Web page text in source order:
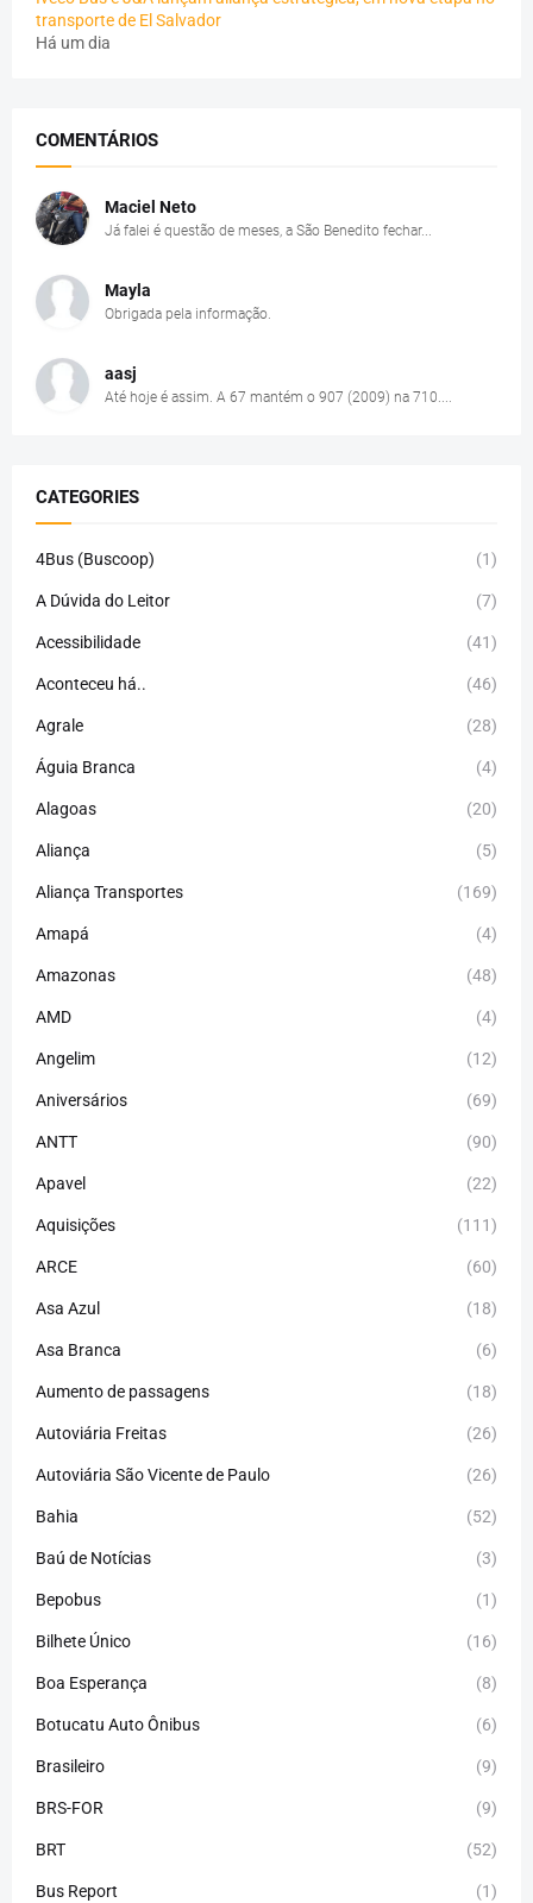
transporte de El Salvador
Há um dia
COMENTÁRIOS
Maciel Neto
Já falei é questão de meses, a São Benedito fechar...
Mayla
Obrigada pela informação.
aasj
Até hoje é assim. A 67 mantém o 907 (2009) na 710....
CATEGORIES
4Bus (Buscoop) (1)
A Dúvida do Leitor (7)
Acessibilidade (41)
Aconteceu há.. (46)
Agrale (28)
Águia Branca (4)
Alagoas (20)
Aliança (5)
Aliança Transportes (169)
Amapá (4)
Amazonas (48)
AMD (4)
Angelim (12)
Aniversários (69)
ANTT (90)
Apavel (22)
Aquisições (111)
ARCE (60)
Asa Azul (18)
Asa Branca (6)
Aumento de passagens (18)
Autoviária Freitas (26)
Autoviária São Vicente de Paulo (26)
Bahia (52)
Baú de Notícias (3)
Bepobus (1)
Bilhete Único (16)
Boa Esperança (8)
Botucatu Auto Ônibus (6)
Brasileiro (9)
BRS-FOR (9)
BRT (52)
Bus Report (1)